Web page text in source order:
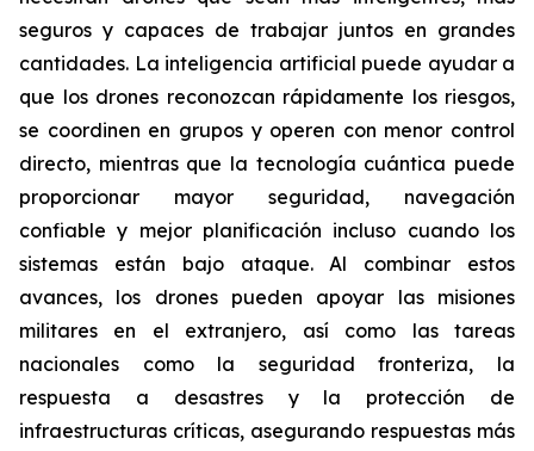
seguros y capaces de trabajar juntos en grandes
cantidades. La inteligencia artificial puede ayudar a
que los drones reconozcan rápidamente los riesgos,
se coordinen en grupos y operen con menor control
directo, mientras que la tecnología cuántica puede
proporcionar mayor seguridad, navegación
confiable y mejor planificación incluso cuando los
sistemas están bajo ataque. Al combinar estos
avances, los drones pueden apoyar las misiones
militares en el extranjero, así como las tareas
nacionales como la seguridad fronteriza, la
respuesta a desastres y la protección de
infraestructuras críticas, asegurando respuestas más